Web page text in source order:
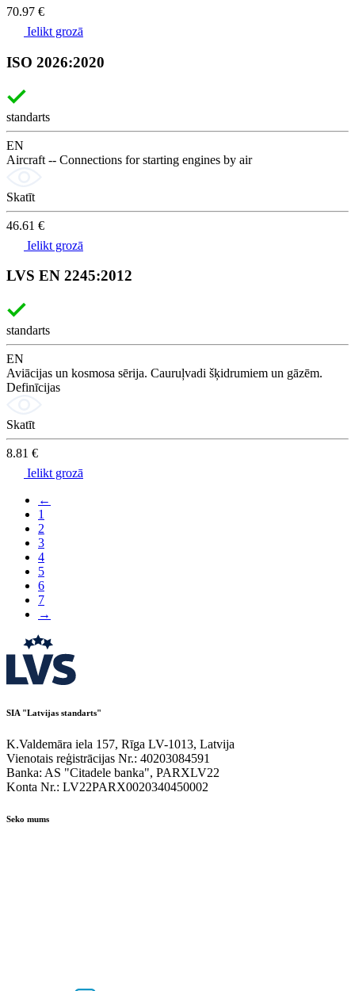
70.97 €
Ielikt grozā
ISO 2026:2020
standarts
EN
Aircraft -- Connections for starting engines by air
Skatīt
46.61 €
Ielikt grozā
LVS EN 2245:2012
standarts
EN
Aviācijas un kosmosa sērija. Cauruļvadi šķidrumiem un gāzēm.
Definīcijas
Skatīt
8.81 €
Ielikt grozā
←
1
2
3
4
5
6
7
→
SIA "Latvijas standarts"
K.Valdemāra iela 157, Rīga LV-1013, Latvija
Vienotais reģistrācijas Nr.: 40203084591
Banka: AS "Citadele banka", PARXLV22
Konta Nr.: LV22PARX0020340450002
Seko mums